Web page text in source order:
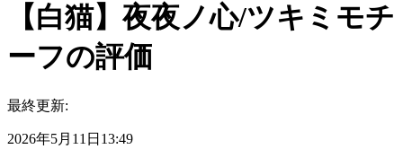
【白猫】夜夜ノ心/ツキミモチ
ーフの評価
最終更新:
2026年5月11日13:49